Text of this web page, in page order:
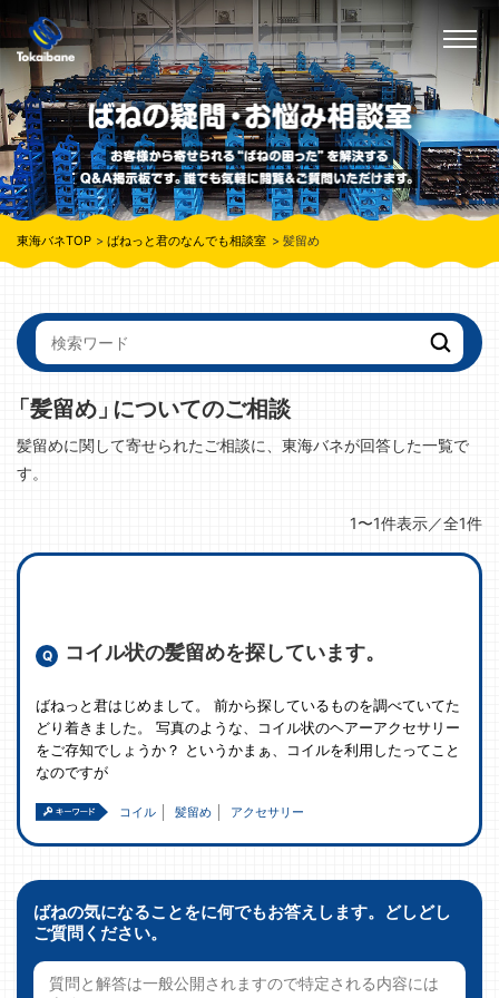
東海バネTOP ばねっと君のなんでも相談室 髪留め
「髪留め」についてのご相談
髪留めに関して寄せられたご相談に、東海バネが回答した一覧で
す。
1〜1件表示／全1件
コイル状の髪留めを探しています。
ばねっと君はじめまして。 前から探しているものを調べていてた
どり着きました。 写真のような、コイル状のヘアーアクセサリー
をご存知でしょうか？ というかまぁ、コイルを利用したってこと
なのですが
コイル 髪留め アクセサリー
ばねの気になることをに何でもお答えします。どしどし
ご質問ください。